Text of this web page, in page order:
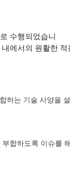
수행되었습니
내에서의 원활한 적
하는 기술 사양을
부합하도록 이슈를